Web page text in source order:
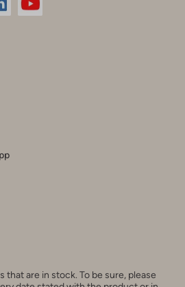
that are in stock. To be sure, please